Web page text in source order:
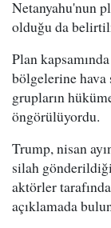
Netanyahu'nun
olduğu da
Plan
bölgelerine hava
grupların
öngörülüyordu.
Trump, nisan
silah
aktörler
açıklamada